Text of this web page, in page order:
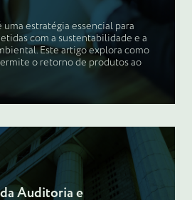
estratégia essencial para
com a sustentabilidade e a
Este artigo explora como
o retorno de produtos ao
Auditoria e